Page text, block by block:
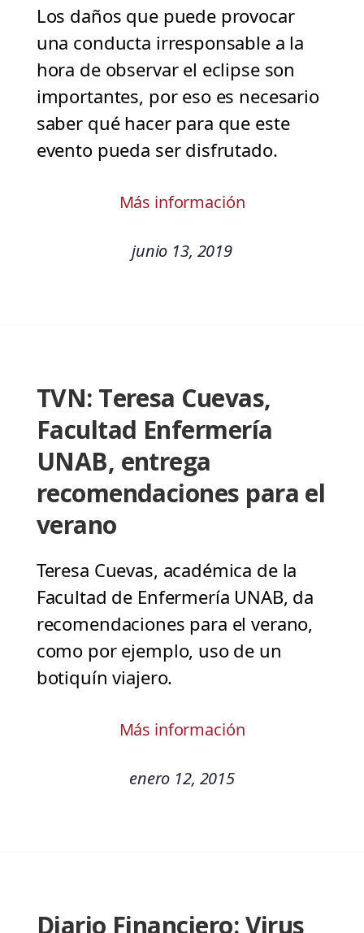
Los daños que puede provocar
una conducta irresponsable a la
hora de observar el eclipse son
importantes, por eso es necesario
saber qué hacer para que este
evento pueda ser disfrutado.
Más información
junio 13, 2019
TVN: Teresa Cuevas,
Facultad Enfermería
UNAB, entrega
recomendaciones para el
verano
Teresa Cuevas, académica de la
Facultad de Enfermería UNAB, da
recomendaciones para el verano,
como por ejemplo, uso de un
botiquín viajero.
Más información
enero 12, 2015
Diario Financiero: Virus